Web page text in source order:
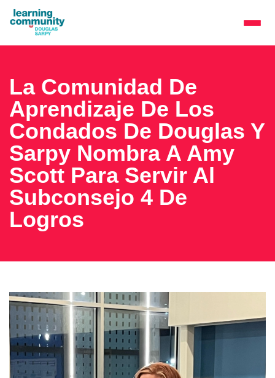
La Comunidad De
Aprendizaje De Los
Condados De Douglas Y
Sarpy Nombra A Amy
Scott Para Servir Al
Subconsejo 4 De
Logros